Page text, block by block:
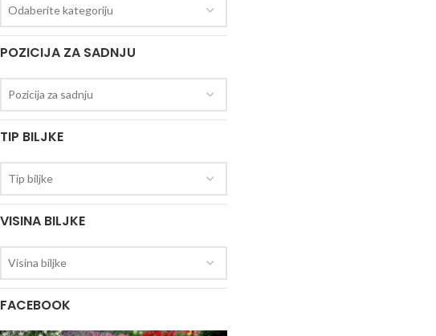
Odaberite kategoriju
POZICIJA ZA SADNJU
Pozicija za sadnju
TIP BILJKE
Tip biljke
VISINA BILJKE
Visina biljke
FACEBOOK